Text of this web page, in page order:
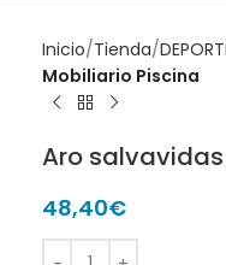
Inicio Tienda
Mobiliario Piscina
Aro
48,40€